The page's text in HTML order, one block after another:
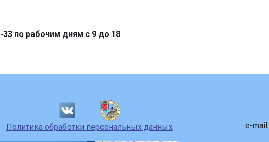
по рабочим дням с 9 до 18
Политика обработки персональных данных e-mail: